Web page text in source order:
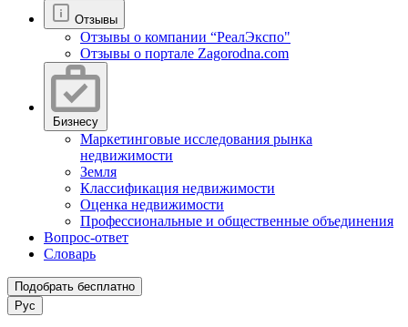
Отзывы
Отзывы о компании “РеалЭкспо"
Отзывы о портале Zagorodna.com
Бизнесу
Маркетинговые исследования рынка
недвижимости
Земля
Классификация недвижимости
Оценка недвижимости
Профессиональные и общественные объединения
Вопрос-ответ
Словарь
Подобрать бесплатно
Рус